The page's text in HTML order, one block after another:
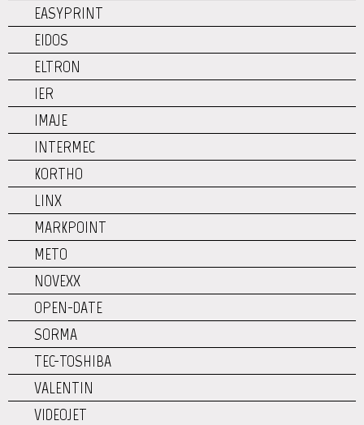
EASYPRINT
EIDOS
ELTRON
IER
IMAJE
INTERMEC
KORTHO
LINX
MARKPOINT
METO
NOVEXX
OPEN-DATE
SORMA
TEC-TOSHIBA
VALENTIN
VIDEOJET